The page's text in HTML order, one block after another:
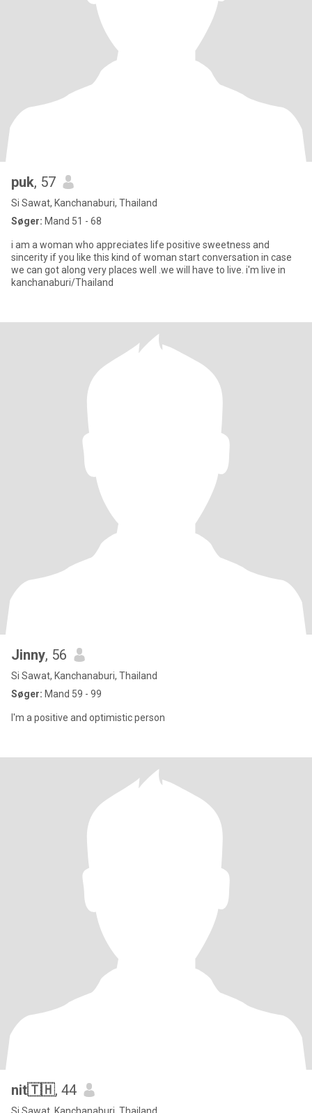
puk, 57
Si Sawat, Kanchanaburi, Thailand
Søger: Mand 51 - 68
i am a woman who appreciates life positive sweetness and
sincerity if you like this kind of woman start conversation in case
we can got along very places well .we will have to live. i'm live in
kanchanaburi/Thailand
Jinny, 56
Si Sawat, Kanchanaburi, Thailand
Søger: Mand 59 - 99
I'm a positive and optimistic person
nit🇹🇭, 44